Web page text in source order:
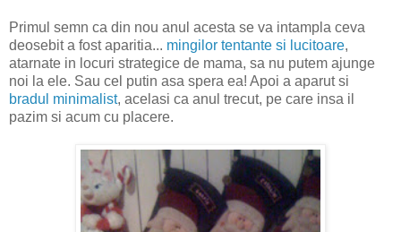
Primul semn ca din nou anul acesta se va intampla ceva
deosebit a fost aparitia... mingilor tentante si lucitoare,
atarnate in locuri strategice de mama, sa nu putem ajunge
noi la ele. Sau cel putin asa spera ea! Apoi a aparut si
bradul minimalist, acelasi ca anul trecut, pe care insa il
pazim si acum cu placere.